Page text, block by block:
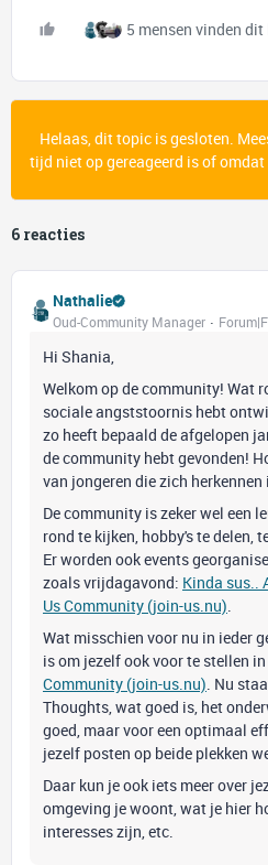
5 mensen vinden dit
Helaas, dit topic is gesloten.
tijd niet op gereageerd is of
6 reacties
Nathalie
Oud-Community Manager
Hi Shania,
Welkom op de community! Wat
sociale angststoornis hebt
zo heeft bepaald de afgelopen
de community hebt gevonden!
van jongeren die zich
De community is zeker wel een
rond te kijken, hobby's te delen,
Er worden ook events
zoals vrijdagavond: Kinda sus..
Us Community (join-us.nu).
Wat misschien voor nu in ieder
is om jezelf ook voor te stellen
Community (join-us.nu). Nu
Thoughts, wat goed is, het
goed, maar voor een optimaal
jezelf posten op beide plekken
Daar kun je ook iets meer over
omgeving je woont, wat je hier
interesses zijn, etc.